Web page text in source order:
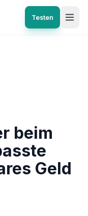
Testen
beim
Geld